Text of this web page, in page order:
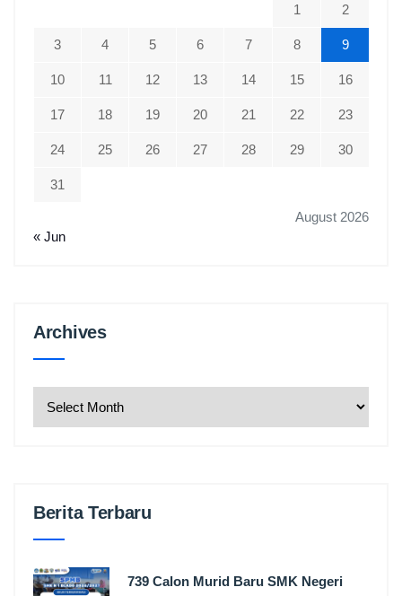
August 2026
1 2
3 4 5 6 7 8 9
10 11 12 13 14 15 16
17 18 19 20 21 22 23
24 25 26 27 28 29 30
31
« Jun
ArchivesArchives
Berita Terbaru
739 Calon Murid Baru SMK Negeri